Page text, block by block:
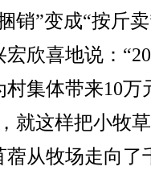
销”变成“按斤
欣喜地说：
集体带来10万
就这样把小牧
从牧场走向了